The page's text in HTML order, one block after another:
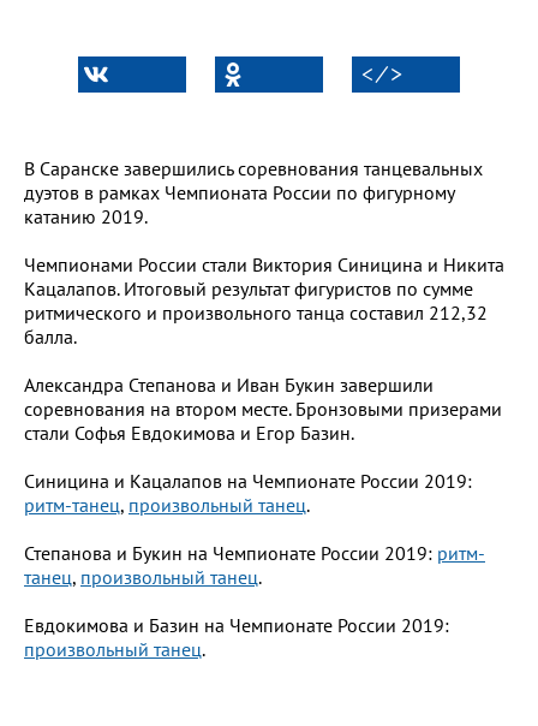
< ⁄ >
В Саранске завершились соревнования танцевальных
дуэтов в рамках Чемпионата России по фигурному
катанию 2019.
Чемпионами России стали Виктория Синицина и Никита
Кацалапов. Итоговый результат фигуристов по сумме
ритмического и произвольного танца составил 212,32
балла.
Александра Степанова и Иван Букин завершили
соревнования на втором месте. Бронзовыми призерами
стали Софья Евдокимова и Егор Базин.
Синицина и Кацалапов на Чемпионате России 2019:
ритм-танец, произвольный танец.
Степанова и Букин на Чемпионате России 2019: ритм-
танец, произвольный танец.
Евдокимова и Базин на Чемпионате России 2019:
произвольный танец.